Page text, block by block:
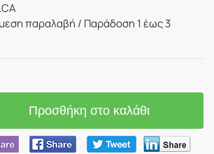
παραλαβή / Παράδoση 1 έως 3
Προσθήκη στο καλάθι